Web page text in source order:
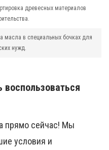
древесных материалов
масла в специальных бочках для
нужд.
прямо сейчас! Мы
условия и